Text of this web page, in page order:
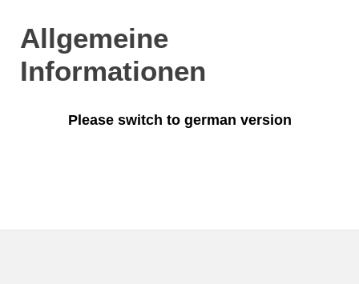
Allgemeine
Informationen
Please switch to german version